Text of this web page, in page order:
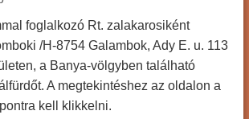
foglalkozó Rt. zalakarosiként
/H-8754 Galambok, Ady E. u. 113
a Banya-völgyben található
A megtekintéshez az oldalon a
kell klikkelni.